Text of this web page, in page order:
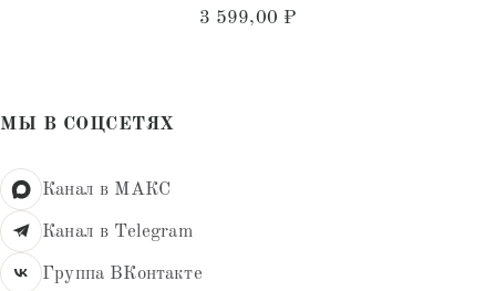
3 599,00 ₽
МЫ В СОЦСЕТЯХ
Канал в МАКС
Канал в Telegram
Группа ВКонтакте